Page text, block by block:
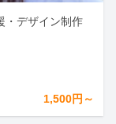
・デザイン制作
1,500円～